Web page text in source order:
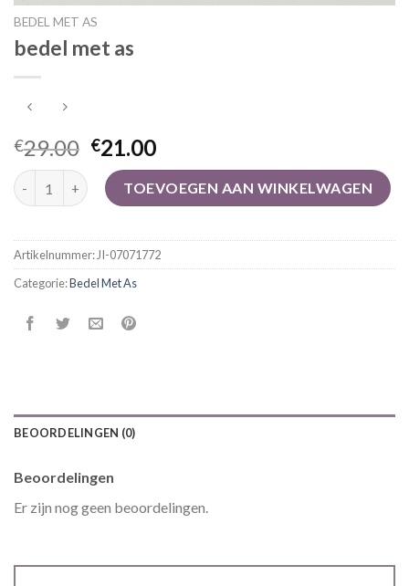
BEDEL MET AS
bedel met as
€29.00 €21.00
bedel met as aantalTOEVOEGEN AAN WINKELWAGEN
Artikelnummer: JI-07071772
Categorie:Bedel Met As
BEOORDELINGEN (0)
Beoordelingen
Er zijn nog geen beoordelingen.